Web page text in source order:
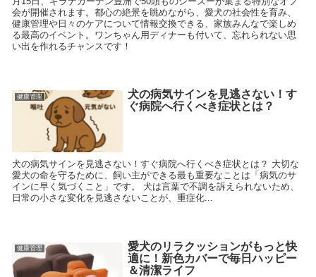
会が開催されます。都心の絶景を眺めながら、愛犬の社会性を育み、
健康管理や日々のケアについて情報交換できる、家族みんなで楽しめ
る最高のイベント。ワンちゃん用ディナーも付いて、忘れられない思
い出を作れるチャンスです！
健康管理
犬の病気サインを見逃さない！す
ぐ病院へ行くべき症状とは？
犬の病気サインを見逃さない！すぐ病院へ行くべき症状とは？ 大切な
愛犬の命を守るために、飼い主ができる最も重要なことは「病気のサ
インに早く気づくこと」です。 犬は言葉で不調を訴えられないため、
日常の小さな変化を見逃さないことが、重症化...
健康管理
愛犬のリラクッションがもっと快
適に！新色カバーで毎日ハッピー
＆清潔ライフ